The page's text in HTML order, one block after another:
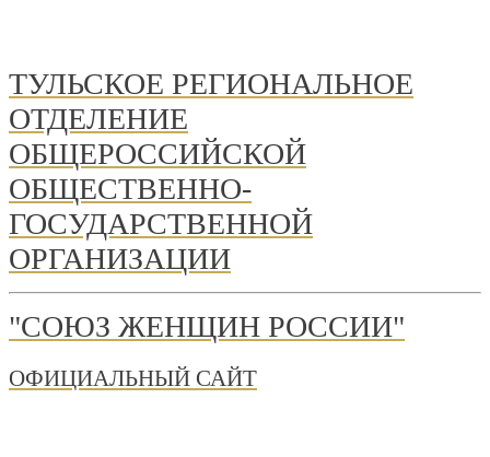
ТУЛЬСКОЕ РЕГИОНАЛЬНОЕ
ОТДЕЛЕНИЕ
ОБЩЕРОССИЙСКОЙ
ОБЩЕСТВЕННО-
ГОСУДАРСТВЕННОЙ
ОРГАНИЗАЦИИ
"СОЮЗ ЖЕНЩИН РОССИИ"
ОФИЦИАЛЬНЫЙ САЙТ